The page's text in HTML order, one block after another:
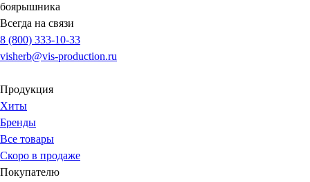
боярышника
Всегда на связи
8 (800) 333-10-33
visherb@vis-production.ru
Продукция
Хиты
Бренды
Все товары
Скоро в продаже
Покупателю